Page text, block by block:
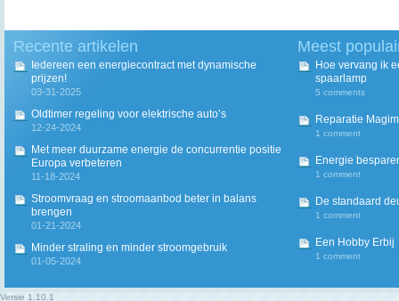
Recente artikelen
Iedereen een energiecontract met dynamische
prijzen!
03-31-2025
Oldtimer regeling voor elektrische auto’s
12-24-2024
Met meer duurzame energie de concurrentie positie
Europa verbeteren
11-18-2024
Stroomvraag en stroomaanbod beter in balans
brengen
01-21-2024
Minder straling en minder stroomgebruik
01-05-2024
Meest
Hoe vervang ik
spaarlamp
5 comments
Reparatie
1 comment
Energie
1 comment
De standaard
1 comment
Een Hobby Erbij
1 comment
Versie 1.10.1